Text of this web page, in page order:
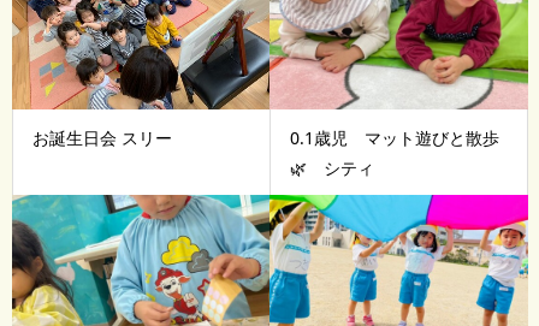
お誕生日会 スリー
0.1歳児 マット遊びと散歩
🌿 シティ